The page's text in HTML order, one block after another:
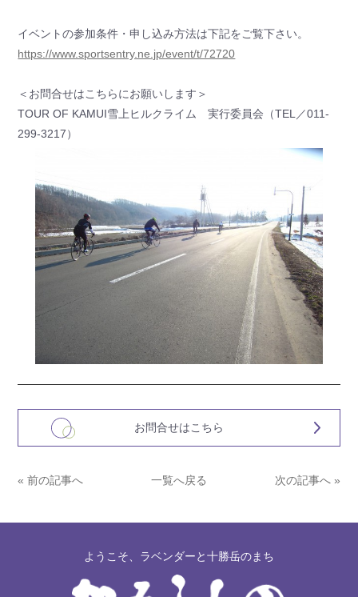
イベントの参加条件・申し込み方法は下記をご覧下さい。
https://www.sportsentry.ne.jp/event/t/72720
＜お問合せはこちらにお願いします＞
TOUR OF KAMUI雪上ヒルクライム 実行委員会（TEL／011-
299-3217）
お問合せはこちら
« 前の記事へ 一覧へ戻る 次の記事へ »
ようこそ、ラベンダーと十勝岳のまち